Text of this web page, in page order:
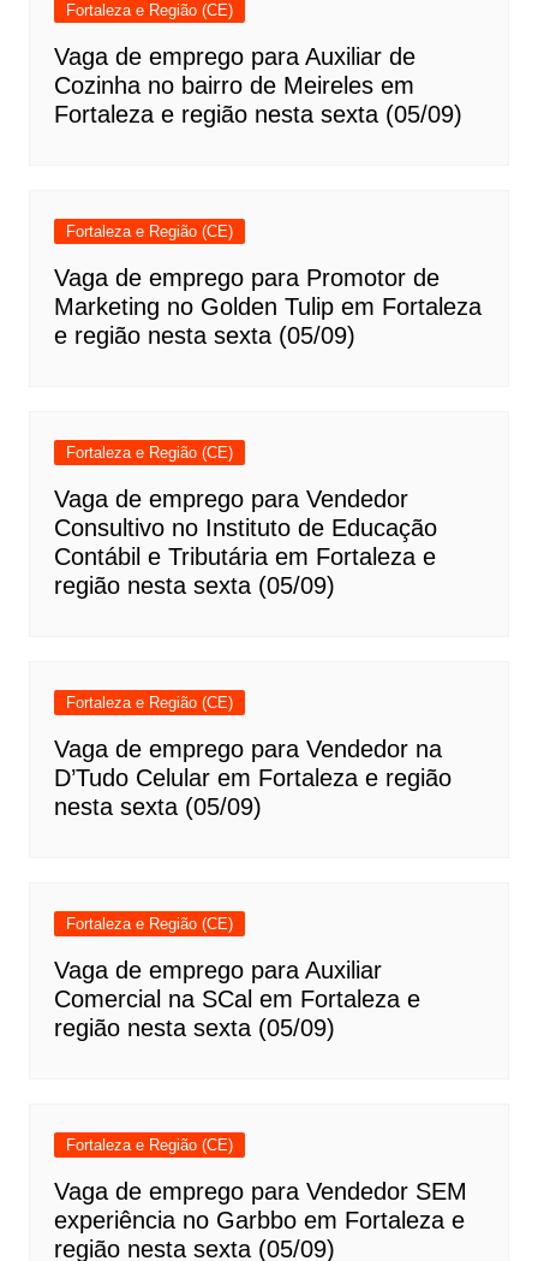
Fortaleza e Região (CE)
Vaga de emprego para Auxiliar de
Cozinha no bairro de Meireles em
Fortaleza e região nesta sexta (05/09)
Fortaleza e Região (CE)
Vaga de emprego para Promotor de
Marketing no Golden Tulip em Fortaleza
e região nesta sexta (05/09)
Fortaleza e Região (CE)
Vaga de emprego para Vendedor
Consultivo no Instituto de Educação
Contábil e Tributária em Fortaleza e
região nesta sexta (05/09)
Fortaleza e Região (CE)
Vaga de emprego para Vendedor na
D’Tudo Celular em Fortaleza e região
nesta sexta (05/09)
Fortaleza e Região (CE)
Vaga de emprego para Auxiliar
Comercial na SCal em Fortaleza e
região nesta sexta (05/09)
Fortaleza e Região (CE)
Vaga de emprego para Vendedor SEM
experiência no Garbbo em Fortaleza e
região nesta sexta (05/09)